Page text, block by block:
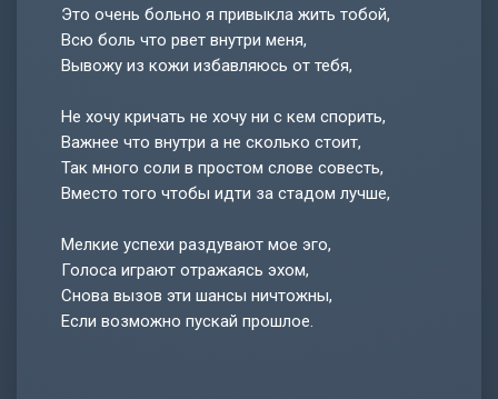
Это очень больно я привыкла жить тобой,
Всю боль что рвет внутри меня,
Вывожу из кожи избавляюсь от тебя,
Не хочу кричать не хочу ни с кем спорить,
Важнее что внутри а не сколько стоит,
Так много соли в простом слове совесть,
Вместо того чтобы идти за стадом лучше,
Мелкие успехи раздувают мое эго,
Голоса играют отражаясь эхом,
Снова вызов эти шансы ничтожны,
Если возможно пускай прошлое.